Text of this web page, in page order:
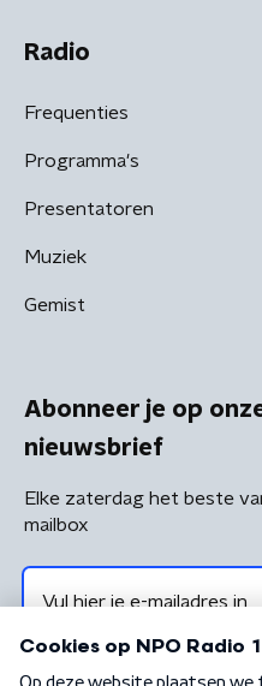
Radio
Frequenties
Programma's
Presentatoren
Muziek
Gemist
Abonneer je op
nieuwsbrief
Elke zaterdag het beste
mailbox